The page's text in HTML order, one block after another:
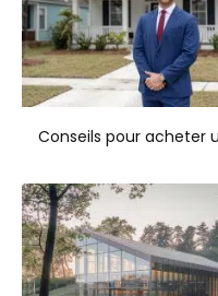
Conseils pour acheter